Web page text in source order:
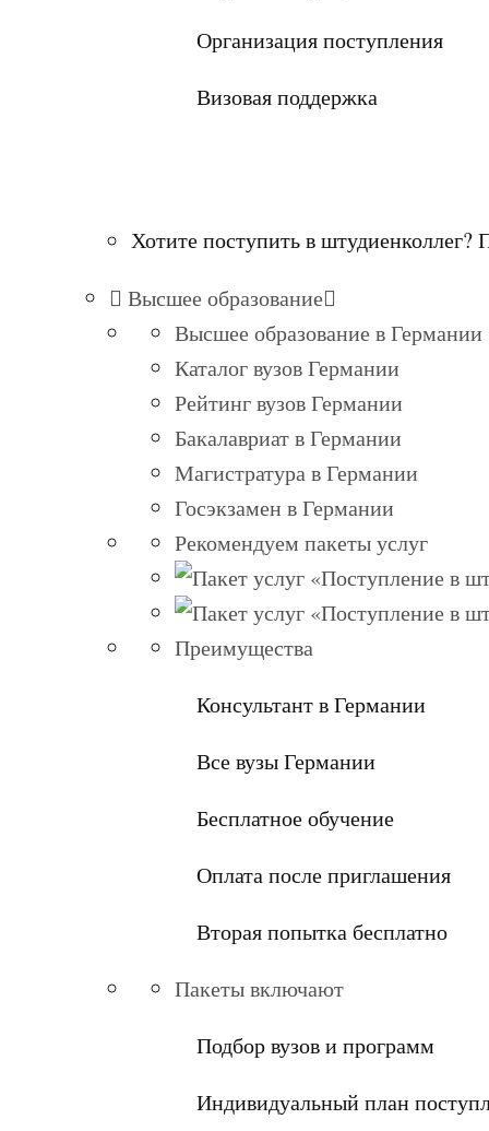
Организация поступления
Визовая поддержка
Хотите поступить в
Высшее образование
Высшее образование в Германии
Каталог вузов Германии
Рейтинг вузов Германии
Бакалавриат в Германии
Магистратура в Германии
Госэкзамен в Германии
Рекомендуем пакеты услуг
Преимущества
Консультант в Германии
Все вузы Германии
Бесплатное обучение
Оплата после приглашения
Вторая попытка бесплатно
Пакеты включают
Подбор вузов и программ
Индивидуальный план